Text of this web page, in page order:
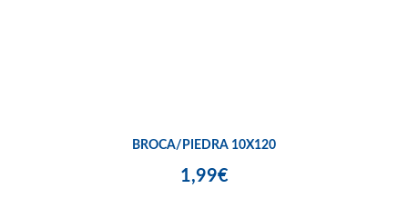
BROCA/PIEDRA 10X120
1,99€